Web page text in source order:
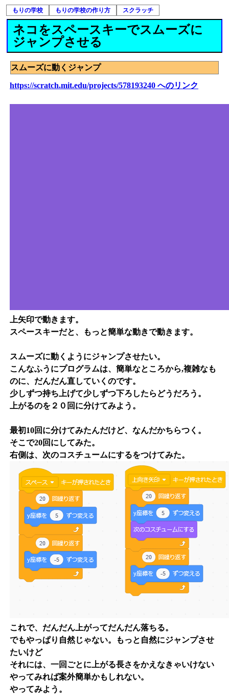
もりの学校 もりの学校の作り方 スクラッチ
ネコをスペースキーでスムーズに
ジャンプさせる
スムーズに動くジャンプ
https://scratch.mit.edu/projects/578193240 へのリンク
上矢印で動きます。
スペースキーだと、もっと簡単な動きで動きます。
スムーズに動くようにジャンプさせたい。
こんなふうにプログラムは、簡単なところから,複雑なも
のに、だんだん直していくのです。
少しずつ持ち上げて少しずつ下ろしたらどうだろう。
上がるのを２０回に分けてみよう。
最初10回に分けてみたんだけど、なんだかちらつく。
そこで20回にしてみた。
右側は、次のコスチュームにするをつけてみた。
これで、だんだん上がってだんだん落ちる。
でもやっぱり自然じゃない。もっと自然にジャンプさせ
たいけど
それには、一回ごとに上がる長さをかえなきゃいけない
やってみれば案外簡単かもしれない。
やってみよう。